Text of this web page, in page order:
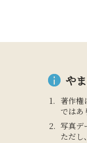
や
著作権
ではあ
写真デ
ただし